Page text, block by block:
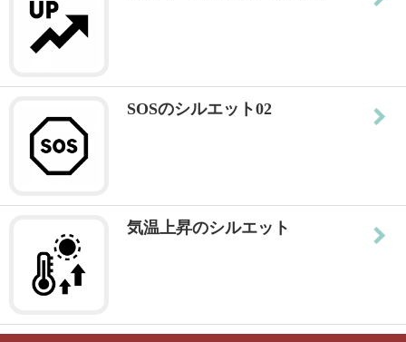
SOSのシルエット02
気温上昇のシルエット